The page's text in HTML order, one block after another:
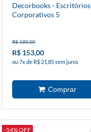
Decorbooks - Escritórios
Corporativos 5
R$ 180,00
R$ 153,00
ou 7x de R$ 21,85 sem juros
-54% OFF